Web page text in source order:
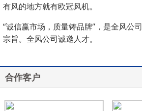
有风的地方就有欧冠风机。
“诚信赢市场，质量铸品牌”，是全风公
宗旨。全风公司诚邀人才。
合作客户